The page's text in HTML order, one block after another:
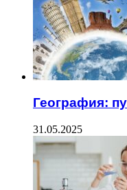
География:
31.05.2025